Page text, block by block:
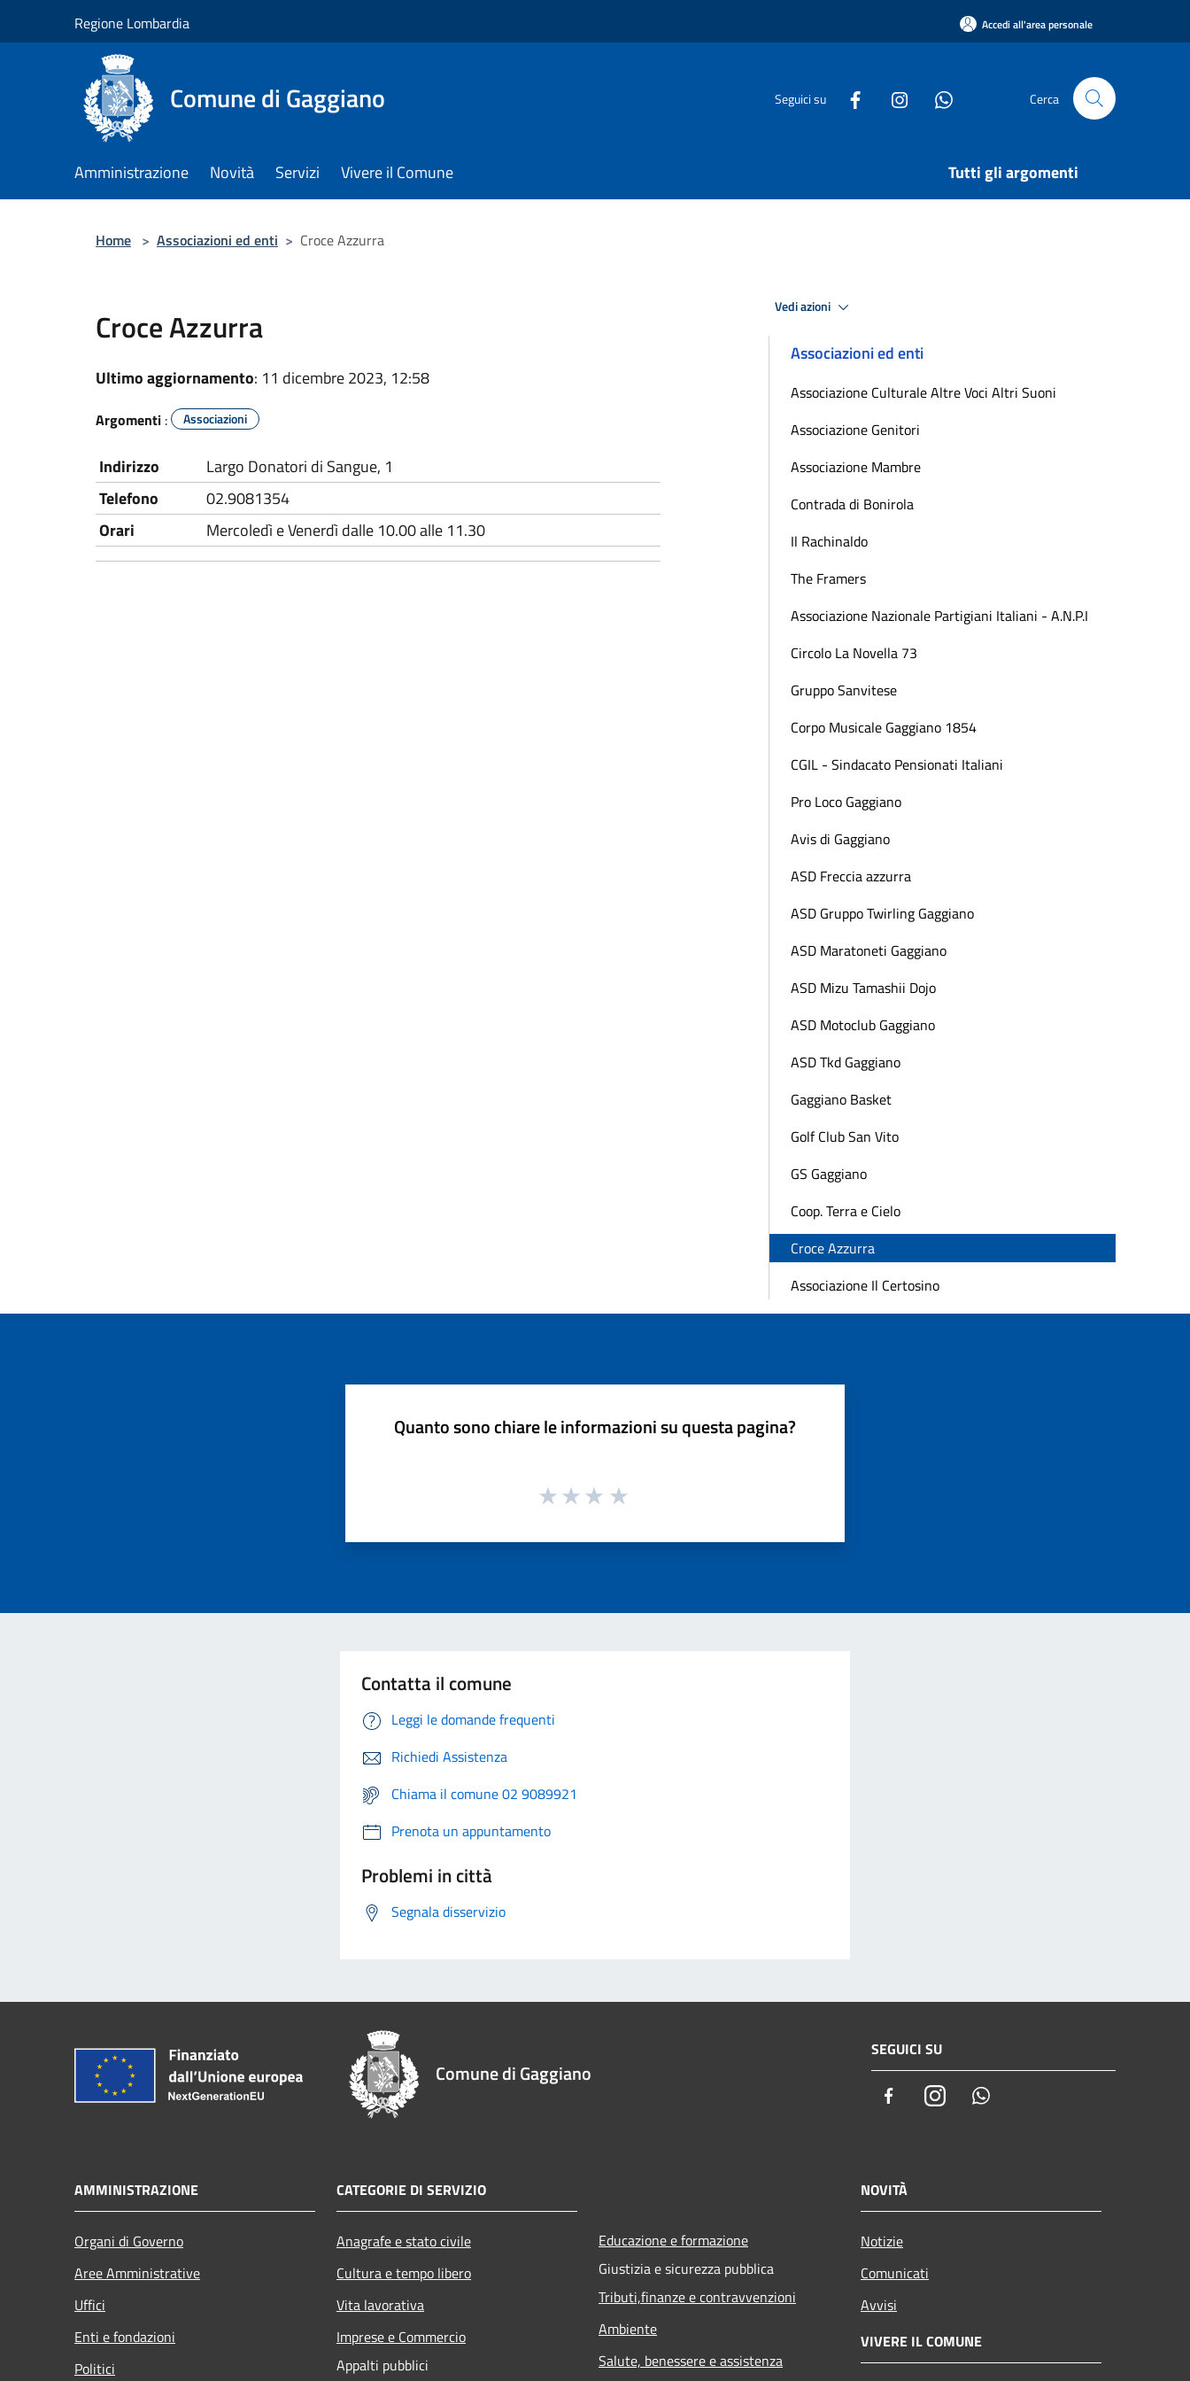
Regione Lombardia Accedi all'area personale
Comune di Gaggiano Seguici su Cerca
Amministrazione Novità Servizi Vivere il Comune Tutti gli argomenti
Home > Associazioni ed enti > Croce Azzurra
Croce Azzurra
Ultimo aggiornamento: 11 dicembre 2023, 12:58
Argomenti : Associazioni
Indirizzo
Largo Donatori di Sangue, 1
Telefono
02.9081354
Orari
Mercoledì e Venerdì dalle 10.00 alle 11.30
Vedi azioni
Associazioni ed enti
Associazione Culturale Altre Voci Altri Suoni
Associazione Genitori
Associazione Mambre
Contrada di Bonirola
Il Rachinaldo
The Framers
Associazione Nazionale Partigiani Italiani - A.N.P.I
Circolo La Novella 73
Gruppo Sanvitese
Corpo Musicale Gaggiano 1854
CGIL - Sindacato Pensionati Italiani
Pro Loco Gaggiano
Avis di Gaggiano
ASD Freccia azzurra
ASD Gruppo Twirling Gaggiano
ASD Maratoneti Gaggiano
ASD Mizu Tamashii Dojo
ASD Motoclub Gaggiano
ASD Tkd Gaggiano
Gaggiano Basket
Golf Club San Vito
GS Gaggiano
Coop. Terra e Cielo
Croce Azzurra
Associazione Il Certosino
Quanto sono chiare le informazioni su questa pagina?
Contatta il comune
Leggi le domande frequenti
Richiedi Assistenza
Chiama il comune 02 9089921
Prenota un appuntamento
Problemi in città
Segnala disservizio
Comune di Gaggiano
SEGUICI SU
FacebookInstagram
AMMINISTRAZIONE
Organi di Governo
Aree Amministrative
Uffici
Enti e fondazioni
Politici
CATEGORIE DI SERVIZIO
Anagrafe e stato civile
Cultura e tempo libero
Vita lavorativa
Imprese e Commercio
Appalti pubblici
Educazione e formazione
Giustizia e sicurezza pubblica
Tributi,finanze e contravvenzioni
Ambiente
Salute, benessere e assistenza
NOVITÀ
Notizie
Comunicati
Avvisi
VIVERE IL COMUNE